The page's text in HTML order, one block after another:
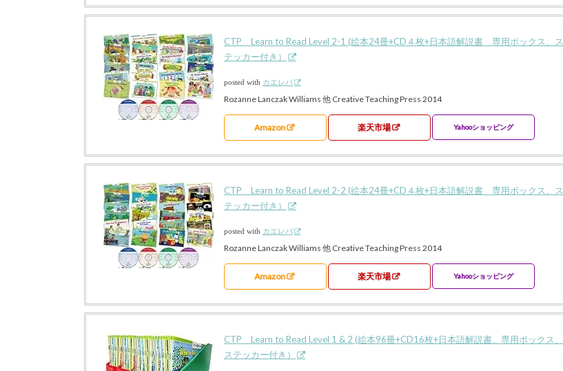
CTP Learn to Read Level 2-1 (絵本24冊+CD４枚+日本語解説書 専用ボックス、ス
テッカー付き）
posted with カエレバ
Rozanne Lanczak Williams 他 Creative Teaching Press 2014
Amazon 楽天市場 Yahooショッピング
CTP Learn to Read Level 2-2 (絵本24冊+CD４枚+日本語解説書 専用ボックス、ス
テッカー付き）
posted with カエレバ
Rozanne Lanczak Williams 他 Creative Teaching Press 2014
Amazon 楽天市場 Yahooショッピング
CTP Learn to Read Level 1 & 2 (絵本96冊+CD16枚+日本語解説書、専用ボックス、
ステッカー付き）